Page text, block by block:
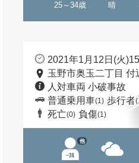
25～34歳 晴
2021年1月12日(火
玉野市奥玉二丁目 付
人対車両 小破事故
普通乗用車(1) 歩行者
死亡(0) 負傷(1)
他